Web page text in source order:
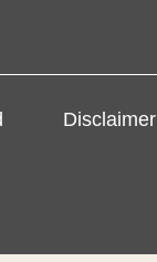
Disclaimer